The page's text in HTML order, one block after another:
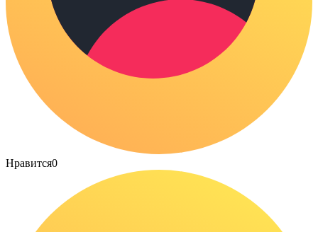
Нравится0